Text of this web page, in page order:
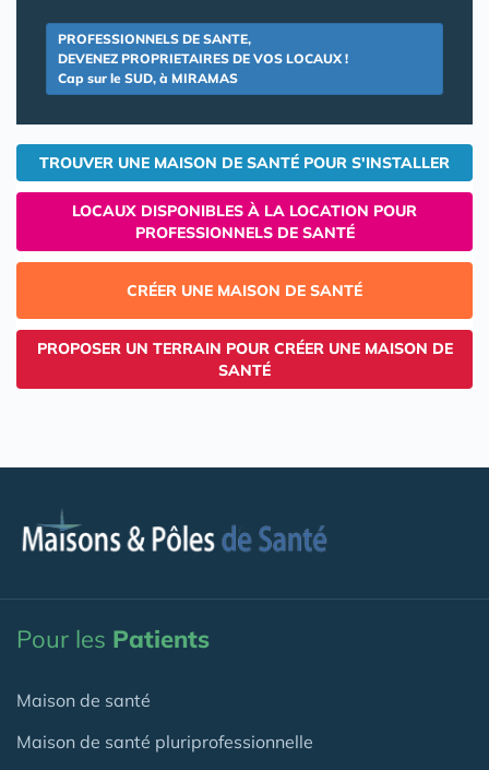
PROFESSIONNELS DE SANTE,
DEVENEZ PROPRIETAIRES DE VOS LOCAUX !
Cap sur le SUD, à MIRAMAS
TROUVER UNE MAISON DE SANTÉ POUR S'INSTALLER
LOCAUX DISPONIBLES À LA LOCATION POUR
PROFESSIONNELS DE SANTÉ
CRÉER UNE MAISON DE SANTÉ
PROPOSER UN TERRAIN POUR CRÉER UNE MAISON DE
SANTÉ
Pour les Patients
Maison de santé
Maison de santé pluriprofessionnelle